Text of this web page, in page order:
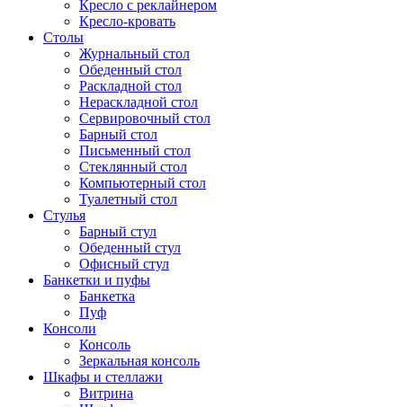
Кресло с реклайнером
Кресло-кровать
Столы
Журнальный стол
Обеденный стол
Раскладной стол
Нераскладной стол
Сервировочный стол
Барный стол
Письменный стол
Стеклянный стол
Компьютерный стол
Туалетный стол
Стулья
Барный стул
Обеденный стул
Офисный стул
Банкетки и пуфы
Банкетка
Пуф
Консоли
Консоль
Зеркальная консоль
Шкафы и стеллажи
Витрина